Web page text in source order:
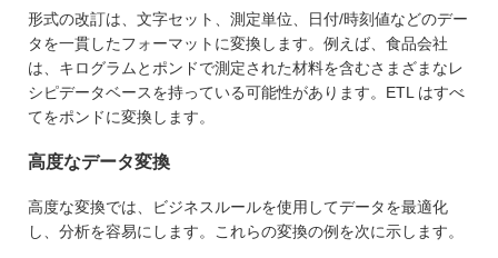
形式の改訂は、文字セット、測定単位、日付/時刻値などのデー
タを一貫したフォーマットに変換します。例えば、食品会社
は、キログラムとポンドで測定された材料を含むさまざまなレ
シピデータベースを持っている可能性があります。ETL はすべ
てをポンドに変換します。
高度なデータ変換
高度な変換では、ビジネスルールを使用してデータを最適化
し、分析を容易にします。これらの変換の例を次に示します。